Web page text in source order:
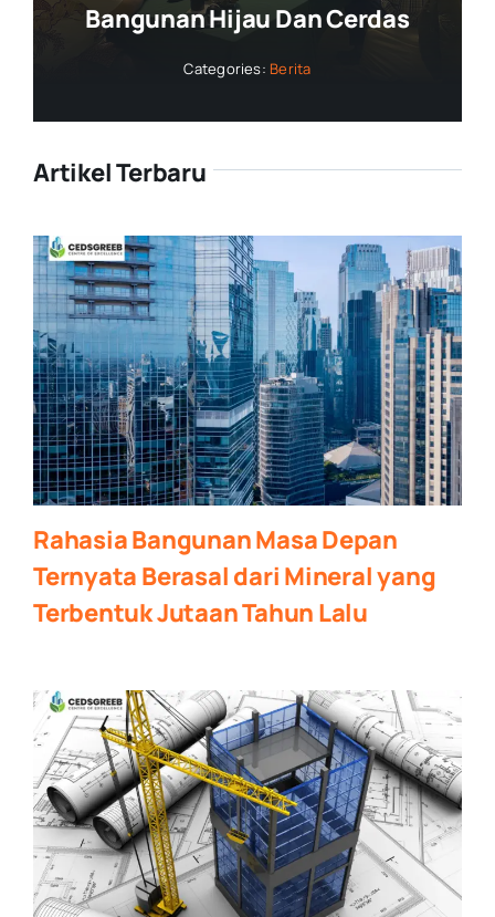
Bangunan Hijau Dan Cerdas
Categories: Berita
Artikel Terbaru
Rahasia Bangunan Masa Depan
Ternyata Berasal dari Mineral yang
Terbentuk Jutaan Tahun Lalu